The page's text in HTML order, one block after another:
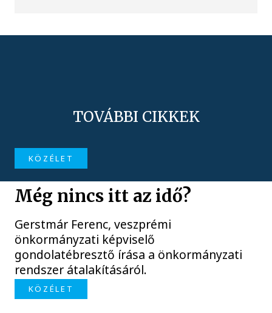
TOVÁBBI CIKKEK
KÖZÉLET
Még nincs itt az idő?
Gerstmár Ferenc, veszprémi
önkormányzati képviselő
gondolatébresztő írása a önkormányzati
rendszer átalakításáról.
KÖZÉLET